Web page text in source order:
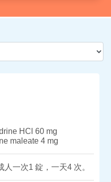
HCl 60 mg
maleate 4 mg
人一次1 錠，一天4 次。